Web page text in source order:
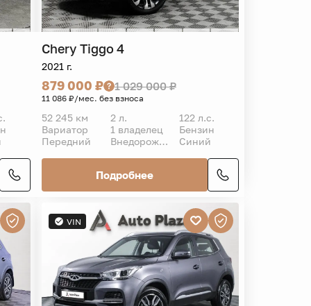
Chery Tiggo 4
2021 г.
879 000 ₽ 1 029 000 ₽
11 086 ₽/мес. без взноса
52 245 км 2 л.
122 л.с.
Вариатор
1 владелец
Бензин
Передний
Внедорожник 5 дв. Синий
Подробнее
VIN